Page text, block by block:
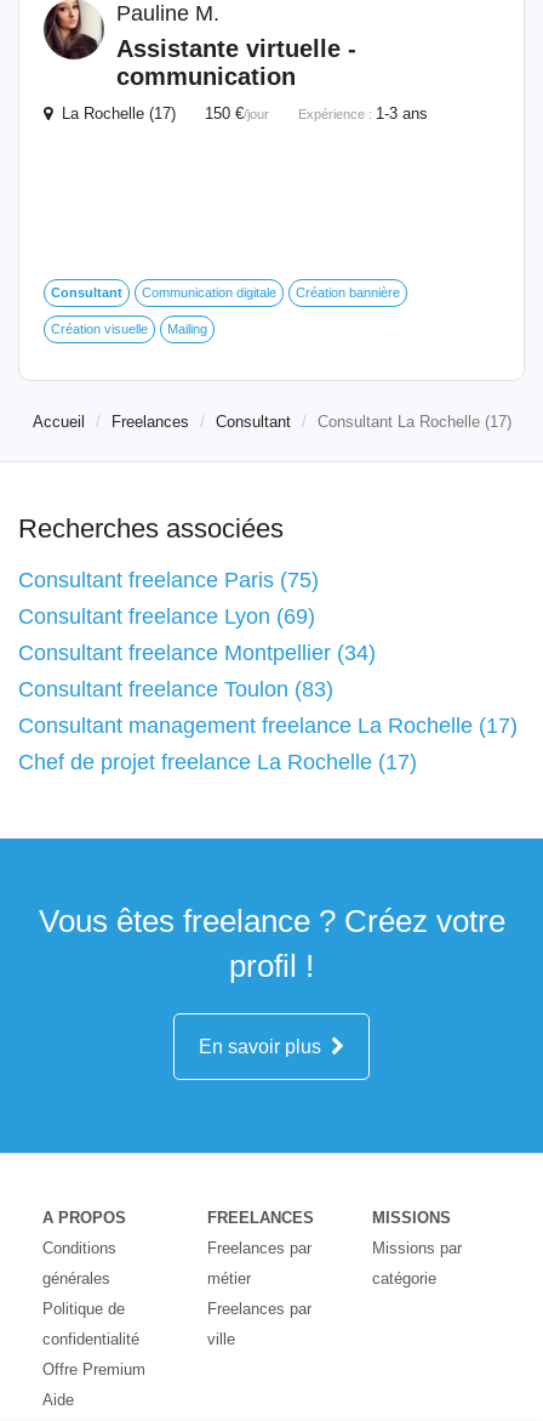
Pauline M.
Assistante virtuelle -
communication
La Rochelle (17) 150 €/jour Expérience : 1-3 ans
Consultant Communication digitale Création bannière
Création visuelle Mailing
Accueil Freelances Consultant Consultant La Rochelle (17)
Recherches associées
Consultant freelance Paris (75)
Consultant freelance Lyon (69)
Consultant freelance Montpellier (34)
Consultant freelance Toulon (83)
Consultant management freelance La Rochelle (17)
Chef de projet freelance La Rochelle (17)
Vous êtes freelance ? Créez votre
profil !
En savoir plus
A PROPOS
Conditions
générales
Politique de
confidentialité
Offre Premium
Aide
FREELANCES
Freelances par
métier
Freelances par
ville
MISSIONS
Missions par
catégorie